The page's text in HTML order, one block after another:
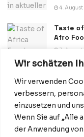
Wir schätzen
Wir verwenden
verbessern,
einzusetzen und
Wenn Sie auf „Alle
der Anwendung
4.
Taste
Afro
3.